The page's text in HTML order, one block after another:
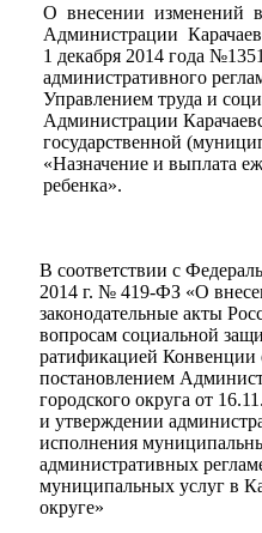
О внесении изменений
Администрации
1 декабря 2014 года
административного
Управлением труда и
Администрации
государственной
«Назначение и выплата
ребенка».
В соответствии с
2014 г. № 419-ФЗ «О
законодательные акты
вопросам социальной
ратификацией Конвенции
постановлением
городского округа от
и утверждении
исполнения
административных
муниципальных услуг в
округе»